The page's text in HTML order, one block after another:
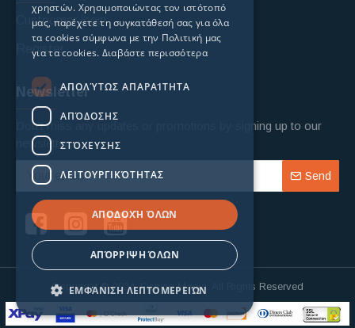
Custoomer login
Register
Newsletter
Don't miss any updates or promotions by signing up to our
newsletter.
Send
Copyright © 2024, Fishing Mania, All Rights Reserved
χρηστών. Χρησιμοποιώντας τον ιστότοπό
μας, παρέχετε τη συγκατάθεσή σας για όλα
τα cookies σύμφωνα με την Πολιτική μας
για τα cookies. Διαβάστε περισσότερα
ΑΠΟΛΎΤΩΣ ΑΠΑΡΑΊΤΗΤΑ
ΑΠΌΔΟΣΗΣ
ΣΤΌΧΕΥΣΗΣ
ΛΕΙΤΟΥΡΓΙΚΌΤΗΤΑΣ
ΑΠΟΔΟΧΉ ΌΛΩΝ
ΑΠΌΡΡΙΨΗ ΌΛΩΝ
ΕΜΦΆΝΙΣΗ ΛΕΠΤΟΜΕΡΕΙΏΝ